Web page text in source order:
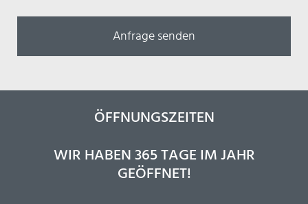
ÖFFNUNGSZEITEN
WIR HABEN 365 TAGE IM JAHR
GEÖFFNET!